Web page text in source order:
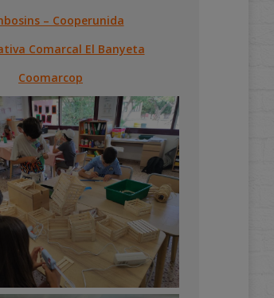
– Cooperunida
Comarcal El Banyeta
Coomarcop